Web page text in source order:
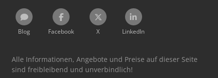
Blog Facebook X LinkedIn
Alle Informationen, Angebote und Preise auf dieser Seite
sind freibleibend und unverbindlich!